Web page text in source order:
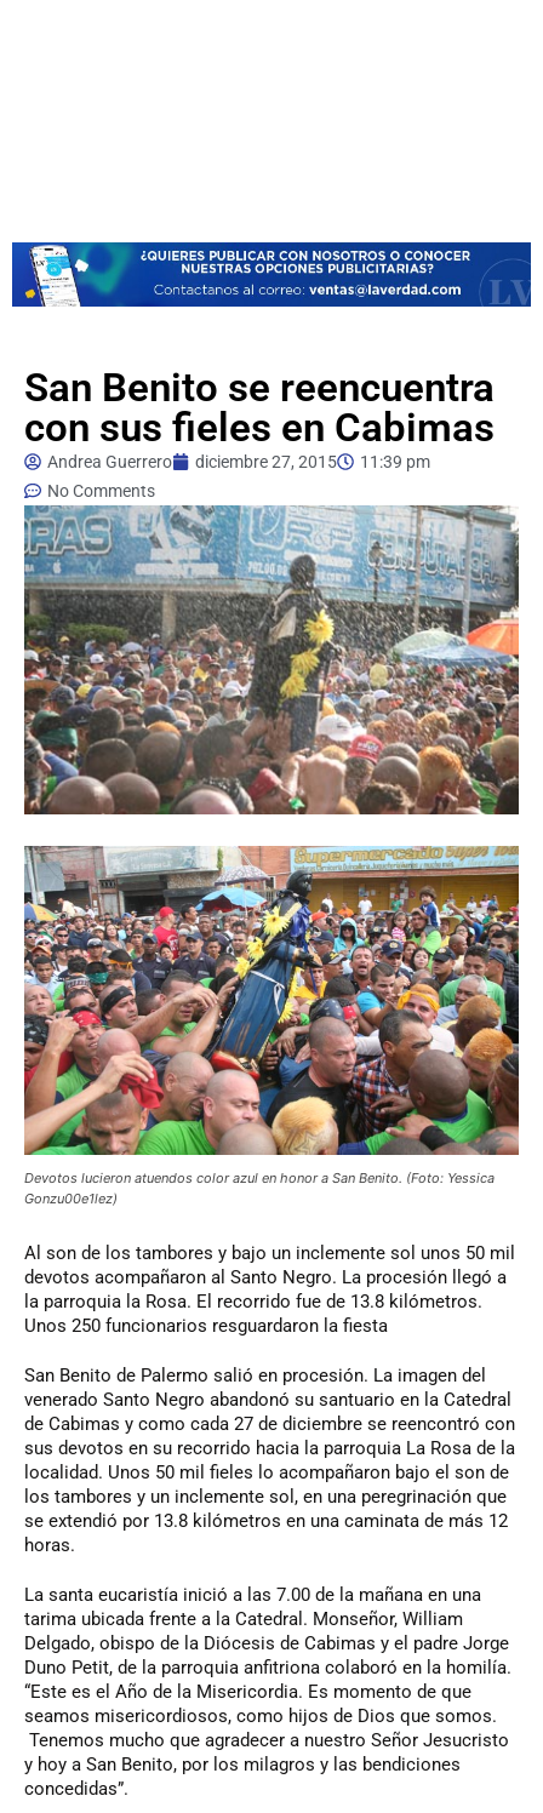
San Benito se reencuentra
con sus fieles en Cabimas
Andrea Guerrero diciembre 27, 2015
11:39 pm
No Comments
Devotos lucieron atuendos color azul en honor a San Benito. (Foto: Yessica
Gonzu00e1lez)
Al son de los tambores y bajo un inclemente sol unos 50 mil
devotos acompañaron al Santo Negro. La procesión llegó a
la parroquia la Rosa. El recorrido fue de 13.8 kilómetros.
Unos 250 funcionarios resguardaron la fiesta
San Benito de Palermo salió en procesión. La imagen del
venerado Santo Negro abandonó su santuario en la Catedral
de Cabimas y como cada 27 de diciembre se reencontró con
sus devotos en su recorrido hacia la parroquia La Rosa de la
localidad. Unos 50 mil fieles lo acompañaron bajo el son de
los tambores y un inclemente sol, en una peregrinación que
se extendió por 13.8 kilómetros en una caminata de más 12
horas.
La santa eucaristía inició a las 7.00 de la mañana en una
tarima ubicada frente a la Catedral. Monseñor, William
Delgado, obispo de la Diócesis de Cabimas y el padre Jorge
Duno Petit, de la parroquia anfitriona colaboró en la homilía.
“Este es el Año de la Misericordia. Es momento de que
seamos misericordiosos, como hijos de Dios que somos.
Tenemos mucho que agradecer a nuestro Señor Jesucristo
y hoy a San Benito, por los milagros y las bendiciones
concedidas”.